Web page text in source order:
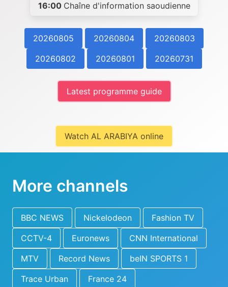
16:00 Chaîne d'information saoudienne
20260805 20260804
20260803
20260802
20260801 20260731
Latest programme guide
Watch AL ARABIYA online
More channels
BBC NEWS Nickelodeon
Fashion TV
CCTV-4
Euronews
CNN International
MTV
Record News
beIN SPORTS 1
Trace Urban
France 24